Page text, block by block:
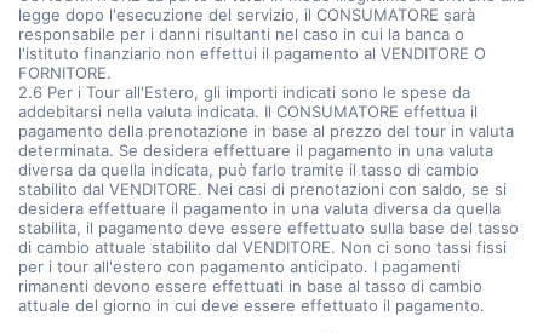
legge dopo l'esecuzione del servizio, il CONSUMATORE sarà
responsabile per i danni risultanti nel caso in cui la banca o
l'istituto finanziario non effettui il pagamento al VENDITORE O
FORNITORE.
2.6 Per i Tour all'Estero, gli importi indicati sono le spese da
addebitarsi nella valuta indicata. Il CONSUMATORE effettua il
pagamento della prenotazione in base al prezzo del tour in valuta
determinata. Se desidera effettuare il pagamento in una valuta
diversa da quella indicata, può farlo tramite il tasso di cambio
stabilito dal VENDITORE. Nei casi di prenotazioni con saldo, se si
desidera effettuare il pagamento in una valuta diversa da quella
stabilita, il pagamento deve essere effettuato sulla base del tasso
di cambio attuale stabilito dal VENDITORE. Non ci sono tassi fissi
per i tour all'estero con pagamento anticipato. I pagamenti
rimanenti devono essere effettuati in base al tasso di cambio
attuale del giorno in cui deve essere effettuato il pagamento.